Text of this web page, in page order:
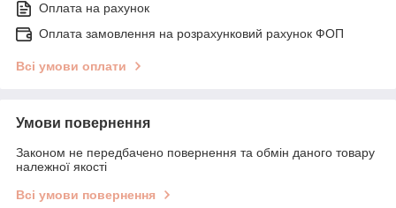
Оплата на рахунок
Оплата замовлення на розрахунковий рахунок ФОП
Всі умови оплати
Умови повернення
Законом не передбачено повернення та обмін даного товару
належної якості
Всі умови повернення